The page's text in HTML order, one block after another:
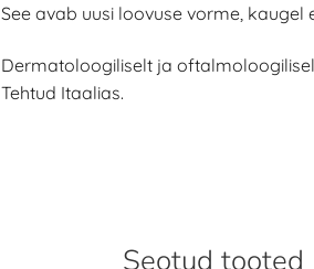
See avab uusi loovuse vorme,
Dermatoloogiliselt ja
Tehtud Itaalias.
Seotud tooted